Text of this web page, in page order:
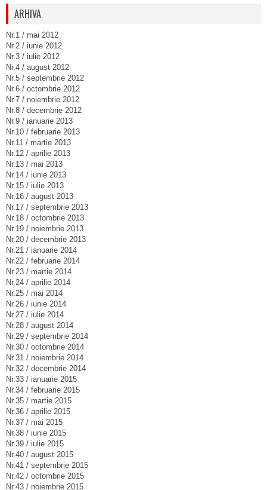
ARHIVA
Nr.1 / mai 2012
Nr.2 / iunie 2012
Nr.3 / iulie 2012
Nr.4 / august 2012
Nr.5 / septembrie 2012
Nr.6 / octombrie 2012
Nr.7 / noiembrie 2012
Nr.8 / decembrie 2012
Nr.9 / ianuarie 2013
Nr.10 / februarie 2013
Nr.11 / martie 2013
Nr.12 / aprilie 2013
Nr.13 / mai 2013
Nr.14 / iunie 2013
Nr.15 / iulie 2013
Nr.16 / august 2013
Nr.17 / septembrie 2013
Nr.18 / octombrie 2013
Nr.19 / noiembrie 2013
Nr.20 / decembrie 2013
Nr.21 / ianuarie 2014
Nr.22 / februarie 2014
Nr.23 / martie 2014
Nr.24 / aprilie 2014
Nr.25 / mai 2014
Nr.26 / iunie 2014
Nr.27 / iulie 2014
Nr.28 / august 2014
Nr.29 / septembrie 2014
Nr.30 / octombrie 2014
Nr.31 / noiembrie 2014
Nr.32 / decembrie 2014
Nr.33 / ianuarie 2015
Nr.34 / februarie 2015
Nr.35 / martie 2015
Nr.36 / aprilie 2015
Nr.37 / mai 2015
Nr.38 / iunie 2015
Nr.39 / iulie 2015
Nr.40 / august 2015
Nr.41 / septembrie 2015
Nr.42 / octombrie 2015
Nr.43 / noiembrie 2015